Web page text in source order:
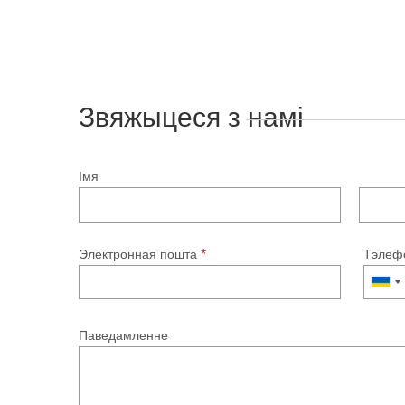
Звяжыцеся з намі
Імя
Электронная пошта *
Паведамленне